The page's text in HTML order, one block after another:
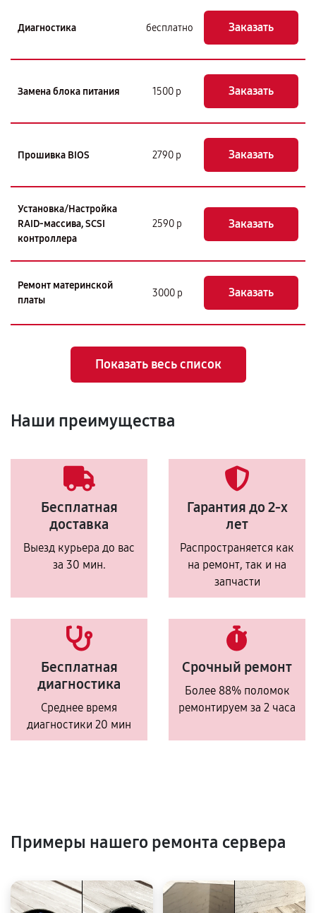
Диагностика бесплатно Заказать
Замена блока питания 1500 р Заказать
Прошивка BIOS 2790 р Заказать
Установка/Настройка
RAID-массива, SCSI
контроллера
2590 р Заказать
Ремонт материнской
платы
3000 р Заказать
Показать весь список
Наши преимущества
Бесплатная
доставка
Выезд курьера до вас
за 30 мин.
Гарантия до 2-х
лет
Распространяется как
на ремонт, так и на
запчасти
Бесплатная
диагностика
Среднее время
диагностики 20 мин
Срочный ремонт
Более 88% поломок
ремонтируем за 2 часа
Примеры нашего ремонта сервера